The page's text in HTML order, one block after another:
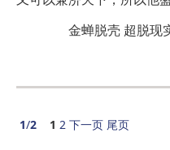
金蝉脱壳 超脱现
1/2 1 2 下一页 尾页